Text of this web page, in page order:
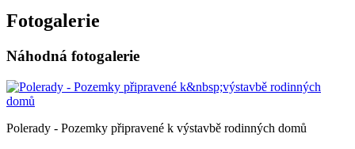
Fotogalerie
Náhodná fotogalerie
Polerady - Pozemky připravené k výstavbě rodinných domů